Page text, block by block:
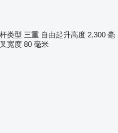
杆类型 三重 自由起升高度 2,300 毫
叉宽度 80 毫米